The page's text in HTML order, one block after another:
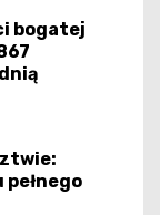
bogatej
pełnego